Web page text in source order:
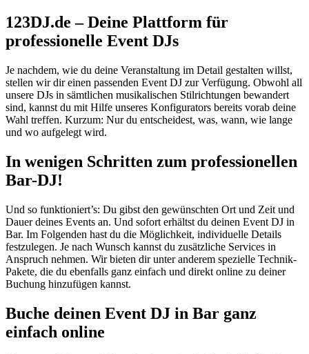
123DJ.de – Deine Plattform für
professionelle Event DJs
Je nachdem, wie du deine Veranstaltung im Detail gestalten willst,
stellen wir dir einen passenden Event DJ zur Verfügung. Obwohl all
unsere DJs in sämtlichen musikalischen Stilrichtungen bewandert
sind, kannst du mit Hilfe unseres Konfigurators bereits vorab deine
Wahl treffen. Kurzum: Nur du entscheidest, was, wann, wie lange
und wo aufgelegt wird.
In wenigen Schritten zum professionellen
Bar-DJ!
Und so funktioniert’s: Du gibst den gewünschten Ort und Zeit und
Dauer deines Events an. Und sofort erhältst du deinen Event DJ in
Bar. Im Folgenden hast du die Möglichkeit, individuelle Details
festzulegen. Je nach Wunsch kannst du zusätzliche Services in
Anspruch nehmen. Wir bieten dir unter anderem spezielle Technik-
Pakete, die du ebenfalls ganz einfach und direkt online zu deiner
Buchung hinzufügen kannst.
Buche deinen Event DJ in Bar ganz
einfach online